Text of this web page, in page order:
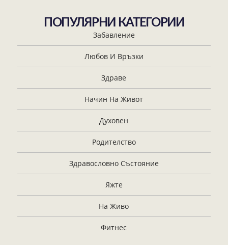
ПОПУЛЯРНИ КАТЕГОРИИ
Забавление
Любов И Връзки
Здраве
Начин На Живот
Духовен
Родителство
Здравословно Състояние
Яжте
На Живо
Фитнес